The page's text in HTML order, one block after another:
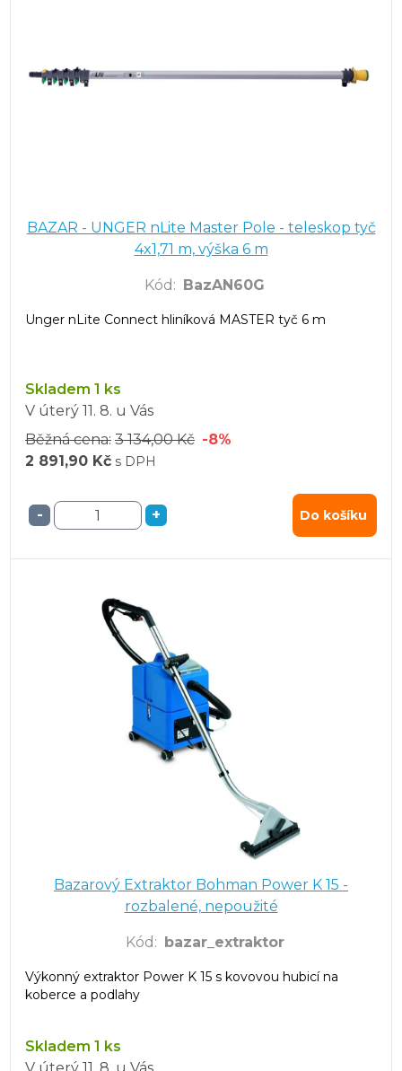
BAZAR - UNGER nLite Master Pole - teleskop tyč
4x1,71 m, výška 6 m
Kód : BazAN60G
Unger nLite Connect hliníková MASTER tyč 6 m
Skladem 1 ks
V úterý 11. 8. u Vás
Běžná cena: 3 134,00 Kč -8%
2 891,90 Kč s DPH
- + Do košíku
Bazarový Extraktor Bohman Power K 15 -
rozbalené, nepoužité
Kód : bazar_extraktor
Výkonný extraktor Power K 15 s kovovou hubicí na
koberce a podlahy
Skladem 1 ks